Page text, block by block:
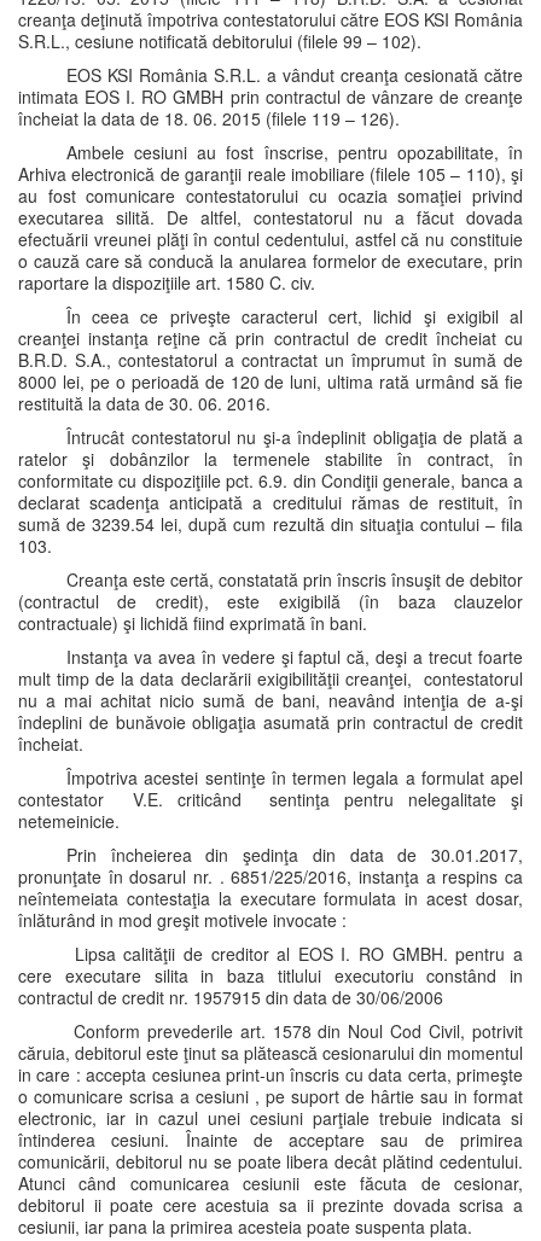
creanţa deţinută împotriva contestatorului către EOS KSI România
S.R.L., cesiune notificată debitorului (filele 99 – 102).
EOS KSI România S.R.L. a vândut creanţa cesionată către
intimata EOS I. RO GMBH prin contractul de vânzare de creanţe
încheiat la data de 18. 06. 2015 (filele 119 – 126).
Ambele cesiuni au fost înscrise, pentru opozabilitate, în
Arhiva electronică de garanţii reale imobiliare (filele 105 – 110), şi
au fost comunicare contestatorului cu ocazia somaţiei privind
executarea silită. De altfel, contestatorul nu a făcut dovada
efectuării vreunei plăţi în contul cedentului, astfel că nu constituie
o cauză care să conducă la anularea formelor de executare, prin
raportare la dispoziţiile art. 1580 C. civ.
În ceea ce priveşte caracterul cert, lichid şi exigibil al
creanţei instanţa reţine că prin contractul de credit încheiat cu
B.R.D. S.A., contestatorul a contractat un împrumut în sumă de
8000 lei, pe o perioadă de 120 de luni, ultima rată urmând să fie
restituită la data de 30. 06. 2016.
Întrucât contestatorul nu şi-a îndeplinit obligaţia de plată a
ratelor şi dobânzilor la termenele stabilite în contract, în
conformitate cu dispoziţiile pct. 6.9. din Condiţii generale, banca a
declarat scadenţa anticipată a creditului rămas de restituit, în
sumă de 3239.54 lei, după cum rezultă din situaţia contului – fila
103.
Creanţa este certă, constatată prin înscris însuşit de debitor
(contractul de credit), este exigibilă (în baza clauzelor
contractuale) şi lichidă fiind exprimată în bani.
Instanţa va avea în vedere şi faptul că, deşi a trecut foarte
mult timp de la data declarării exigibilităţii creanţei, contestatorul
nu a mai achitat nicio sumă de bani, neavând intenţia de a-şi
îndeplini de bunăvoie obligaţia asumată prin contractul de credit
încheiat.
Împotriva acestei sentinţe în termen legala a formulat apel
contestator V.E. criticând sentinţa pentru nelegalitate şi
netemeinicie.
Prin încheierea din şedinţa din data de 30.01.2017,
pronunţate în dosarul nr. . 6851/225/2016, instanţa a respins ca
neîntemeiata contestaţia la executare formulata in acest dosar,
înlăturând in mod greşit motivele invocate :
Lipsa calităţii de creditor al EOS I. RO GMBH. pentru a
cere executare silita in baza titlului executoriu constând in
contractul de credit nr. 1957915 din data de 30/06/2006
Conform prevederile art. 1578 din Noul Cod Civil, potrivit
căruia, debitorul este ţinut sa plătească cesionarului din momentul
in care : accepta cesiunea print-un înscris cu data certa, primeşte
o comunicare scrisa a cesiuni , pe suport de hârtie sau in format
electronic, iar in cazul unei cesiuni parţiale trebuie indicata si
întinderea cesiuni. Înainte de acceptare sau de primirea
comunicării, debitorul nu se poate libera decât plătind cedentului.
Atunci când comunicarea cesiunii este făcuta de cesionar,
debitorul ii poate cere acestuia sa ii prezinte dovada scrisa a
cesiunii, iar pana la primirea acesteia poate suspenta plata.